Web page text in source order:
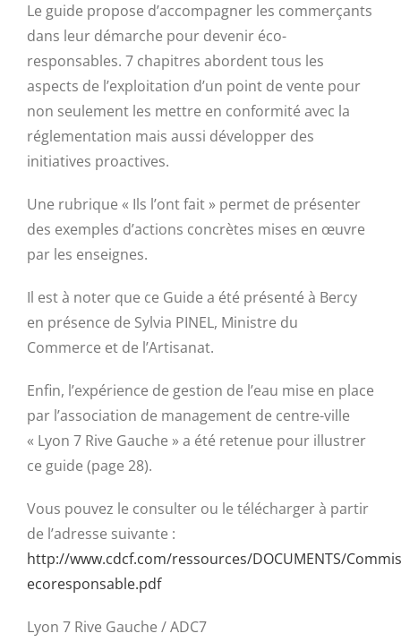
Le guide propose d’accompagner les commerçants
dans leur démarche pour devenir éco-
responsables. 7 chapitres abordent tous les
aspects de l’exploitation d’un point de vente pour
non seulement les mettre en conformité avec la
réglementation mais aussi développer des
initiatives proactives.
Une rubrique « Ils l’ont fait » permet de présenter
des exemples d’actions concrètes mises en œuvre
par les enseignes.
Il est à noter que ce Guide a été présenté à Bercy
en présence de Sylvia PINEL, Ministre du
Commerce et de l’Artisanat.
Enfin, l’expérience de gestion de l’eau mise en place
par l’association de management de centre-ville
« Lyon 7 Rive Gauche » a été retenue pour illustrer
ce guide (page 28).
Vous pouvez le consulter ou le télécharger à partir
de l’adresse suivante :
http://www.cdcf.com/ressources/DOCUMENTS/
ecoresponsable.pdf
Lyon 7 Rive Gauche / ADC7